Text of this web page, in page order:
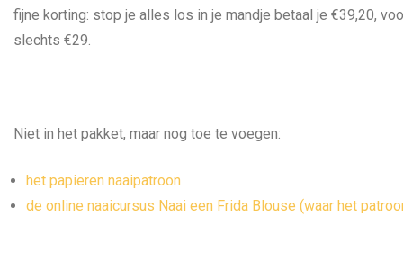
fijne korting: stop je alles los in je mandje betaal je €39,20,
slechts €29.
Niet in het pakket, maar nog toe te voegen:
het papieren naaipatroon
de online naaicursus Naai een Frida Blouse (waar het